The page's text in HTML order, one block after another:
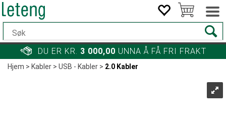
DU ER KR. 3 000,00 UNNA Å FÅ FRI FRAKT
Hjem>Kabler>USB - Kabler>2.0 Kabler